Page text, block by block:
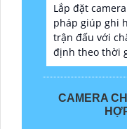
Lắp đặt
pháp giúp ghi
trận đấu với
định theo thời
CAMERA